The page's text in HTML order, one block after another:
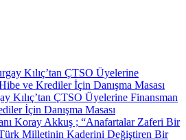
Kılıç’tan ÇTSO Üyelerine Finansman
İçin Danışma Masası